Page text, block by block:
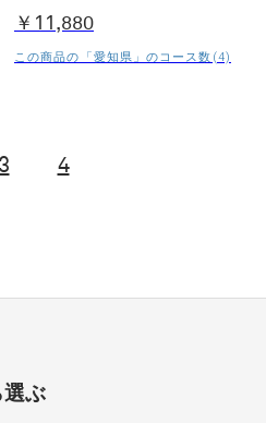
￥11,880
この商品の「愛知県」のコース数(4)
3 4
ぶ